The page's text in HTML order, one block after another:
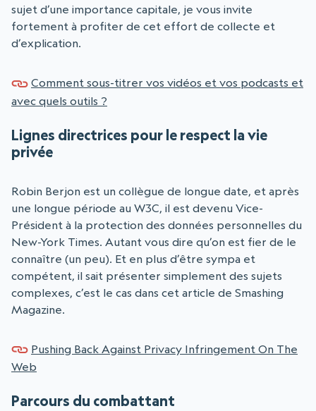
sujet d’une importance capitale, je vous invite
fortement à profiter de cet effort de collecte et
d’explication.
Comment sous-titrer vos vidéos et vos podcasts et
avec quels outils ?
Lignes directrices pour le respect la vie
privée
Robin Berjon est un collègue de longue date, et après
une longue période au W3C, il est devenu Vice-
Président à la protection des données personnelles du
New-York Times. Autant vous dire qu’on est fier de le
connaître (un peu). Et en plus d’être sympa et
compétent, il sait présenter simplement des sujets
complexes, c’est le cas dans cet article de Smashing
Magazine.
Pushing Back Against Privacy Infringement On The
Web
Parcours du combattant